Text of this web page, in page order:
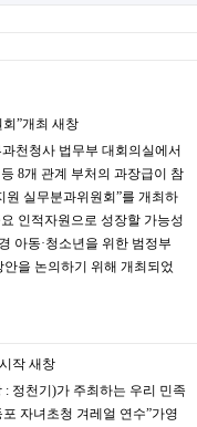
”개최 새창
천청사 법무부 대회의실에서
8개 관계 부처의 과장급이 참
원 실무분과위원회”를 개최하
인적자원으로 성장할 가능성
아동·청소년을 위한 범정부
을 논의하기 위해 개최되었
작 새창
정천기)가 주최하는 우리 민족
자녀초청 겨레얼 연수”가영